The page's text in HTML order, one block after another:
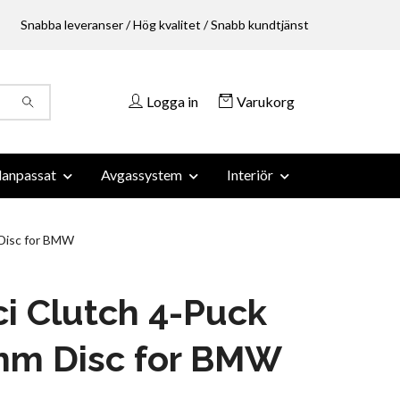
Snabba leveranser / Hög kvalitet / Snabb kundtjänst
Logga in Varukorg
Avgassystem Interiör
for BMW
Clutch 4-Puck
Disc for BMW